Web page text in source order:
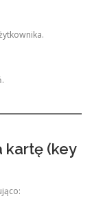
kartę (key